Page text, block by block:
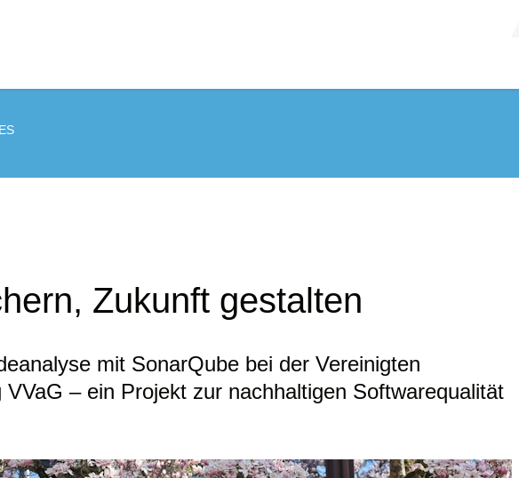
Zukunft gestalten
mit SonarQube bei der Vereinigten
VVaG – ein Projekt zur nachhaltigen Softwarequalität